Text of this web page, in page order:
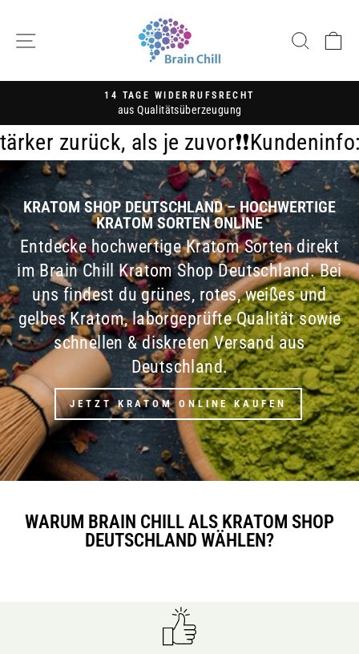
Inhalt
SEITENNAVIGATIONBrain
Chill
Pause
14 TAGE WIDERRUFSRECHT
aus Qualitätsüberzeugung
❗️Kundeninfo: wir hatten Besuch
KRATOM SHOP DEUTSCHLAND – HOCHWERTIGE
KRATOM SORTEN ONLINE
Entdecke hochwertige Kratom Sorten direkt
im Brain Chill Kratom Shop Deutschland. Bei
uns findest du grünes, rotes, weißes und
gelbes Kratom, laborgeprüfte Qualität sowie
schnellen & diskreten Versand aus
Deutschland.
JETZT KRATOM ONLINE KAUFEN
WARUM BRAIN CHILL ALS KRATOM SHOP
DEUTSCHLAND WÄHLEN?